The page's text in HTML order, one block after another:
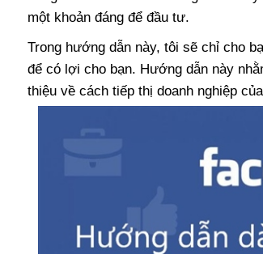
một khoản đáng để đầu tư.
Trong hướng dẫn này, tôi sẽ chỉ cho
để có lợi cho bạn. Hướng dẫn này
thiệu về cách tiếp thị doanh nghiệp